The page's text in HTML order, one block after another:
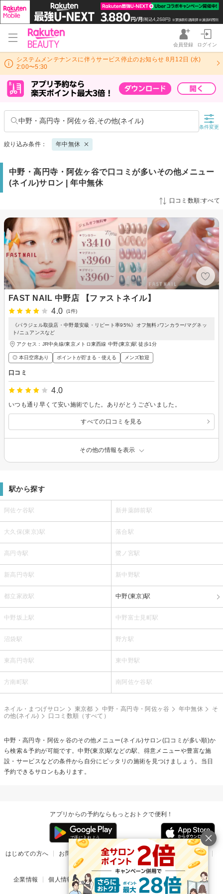
会員登録 ログイン
システムメンテナンスに伴うサービス停止のお知らせ 8月12日 (水)
2:00〜5:30
中野・高円寺・阿佐ヶ谷,その他(ネイル)
条件変更
絞り込み条件： 年中無休
中野・高円寺・阿佐ヶ谷で口コミが多いその他メニュー
(ネイル)サロン | 年中無休
口コミ数順:すべて
FAST NAIL 中野店 【ファストネイル】
4.0
(1件)
《パラジェル取扱店・中野最安級・リピート率95%》オフ無料♪ワンカラー/マグネッ
ト/ニュアンスなど
アクセス：JR中央線/東京メトロ東西線 中野(東京)駅 徒歩1分
◎ 本日空席あり ポイントが貯まる・使える メンズ歓迎
口コミ
4.0
いつも通り早くて安い施術でした。ありがとうございました。
すべての口コミを見る
その他の情報を表示
駅から探す
阿佐ケ谷駅 新井薬師前駅
大久保(東京)駅 落合駅
高円寺駅 鷺ノ宮駅
新高円寺駅 新中野駅
都立家政駅 中野(東京)駅
中野坂上駅 中野富士見町駅
沼袋駅 野方駅
東高円寺駅 東中野駅
方南町駅 南阿佐ケ谷駅
ネイル・まつげサロン 東京都 中野・高円寺・阿佐ヶ谷 年中無休
そ
の他(ネイル)
口コミ数順（すべて）
中野・高円寺・阿佐ヶ谷のその他メニュー(ネイル)サロン(口コミが多い順)か
ら検索＆予約が可能です。中野(東京)駅などの駅、得意メニューや豊富な施
設・サービスなどの条件から自分にピッタリの施術を見つけましょう。当日
予約できるサロンもあります。
アプリからの予約ならもっとおトクで便利！
はじめての方へ お問い合わせ ヘルプ リリース情報
利用規約
掲載ご希望のサロン様
企業情報 個人情報保護方針 楽天のサービス一覧 アプリ一覧